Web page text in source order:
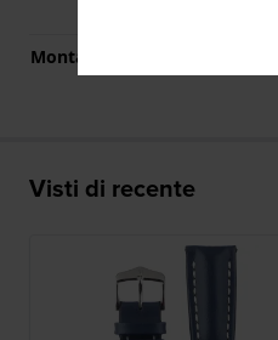
Montatura dritta
Visti di recente